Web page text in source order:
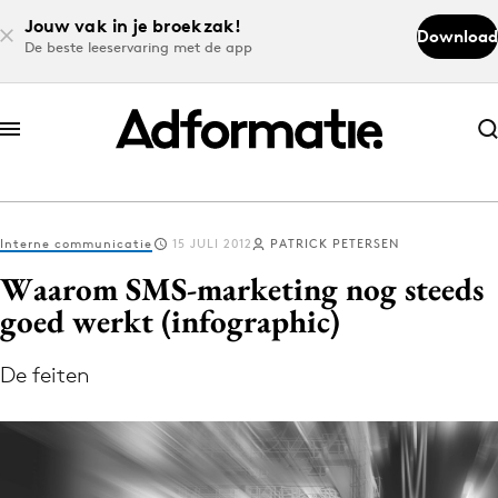
Jouw vak in je broekzak!
De beste leeservaring met de app
Download
Abonneer nu
Abonneer nu
Log in
Download de app
Volg het laatste nieuws via de Adformatie
Interne communicatie 15 JULI 2012 PATRICK PETERSEN
Waarom SMS-marketing nog steeds
goed werkt (infographic)
De feiten